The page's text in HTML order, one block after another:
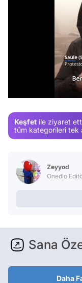
Keşfet ile ziyaret
tüm kategorileri tek
Zeyyod
Onedio
Sana
Daha